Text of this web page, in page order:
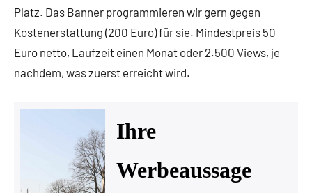
Platz. Das Banner programmieren wir gern gegen
Kostenerstattung (200 Euro) für sie. Mindestpreis 50
Euro netto, Laufzeit einen Monat oder 2.500 Views, je
nachdem, was zuerst erreicht wird.
Ihre
Werbeaussage